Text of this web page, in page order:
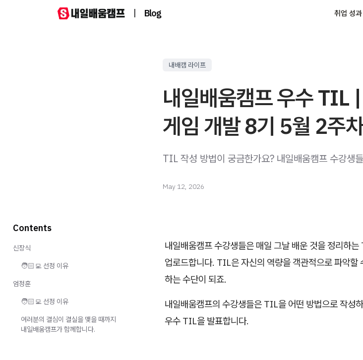
| Blog 취업 성
내배캠 라이프
내일배움캠프 우수 TIL
게임 개발 8기 5월 2주
TIL 작성 방법이 궁금한가요? 내일배움캠프 수강생
May 12, 2026
내일배움캠프 수강생들은 매일 그날 배운 것을 정리
업로드합니다. TIL은 자신의 역량을 객관적으로 파악할
하는 수단이 되죠.
내일배움캠프의 수강생들은 TIL을 어떤 방법으로 작성
우수 TIL을 발표합니다.
Contents
신장식
🧑🏻‍💻 선정 이유
엄정훈
🧑🏻‍💻 선정 이유
여러분의 결심이 결실을 맺을 때까지
내일배움캠프가 함께합니다.